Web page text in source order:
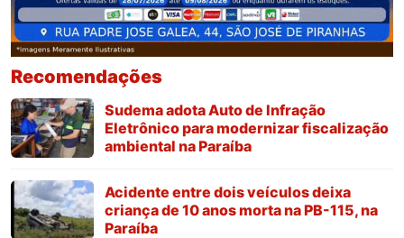
Recomendações
Sudema adota Auto de Infração
Eletrônico para modernizar fiscalização
ambiental na Paraíba
Acidente entre dois veículos deixa
criança de 10 anos morta na PB-115, na
Paraíba